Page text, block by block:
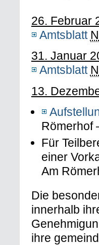
26. Februar
Amtsblatt
31. Januar
Amtsblatt
13.
Römerhof
Für
einer
Am
Die
innerhalb
ihre